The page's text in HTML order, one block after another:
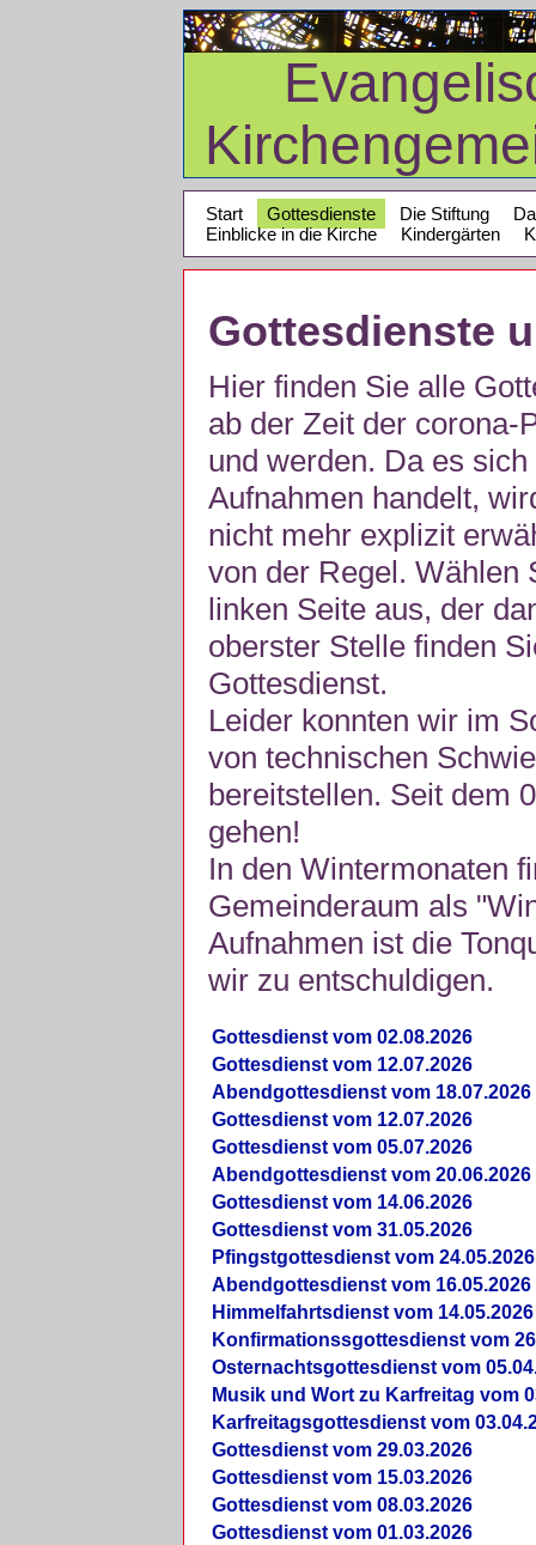
Start Gottesdienste Die Stiftung
Einblicke in die Kirche
Kindergärten
Gottesdienste
Hier finden Sie alle
ab der Zeit der corona-
und werden. Da es
Aufnahmen handelt,
nicht mehr explizit
von der Regel. Wählen
linken Seite aus, der
oberster Stelle finden
Gottesdienst.
Leider konnten wir im
von technischen
bereitstellen. Seit dem
gehen!
In den Wintermonaten
Gemeinderaum als
Aufnahmen ist die
wir zu entschuldigen.
Gottesdienst vom 02.08.2026
Gottesdienst vom 12.07.2026
Abendgottesdienst vom 18.07.2026
Gottesdienst vom 12.07.2026
Gottesdienst vom 05.07.2026
Abendgottesdienst vom 20.06.2026
Gottesdienst vom 14.06.2026
Gottesdienst vom 31.05.2026
Pfingstgottesdienst vom 24.05.2026
Abendgottesdienst vom 16.05.2026
Himmelfahrtsdienst vom 14.05.2026
Konfirmationssgottesdienst vom
Osternachtsgottesdienst vom
Musik und Wort zu Karfreitag vom
Karfreitagsgottesdienst vom
Gottesdienst vom 29.03.2026
Gottesdienst vom 15.03.2026
Gottesdienst vom 08.03.2026
Gottesdienst vom 01.03.2026